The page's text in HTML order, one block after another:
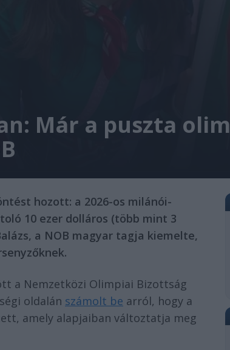
Már a puszta
hozott: a 2026-os milánói-
10 ezer dolláros (több mint 3
a NOB magyar tagja kiemelte,
a Nemzetközi Olimpiai Bizottság
oldalán számolt be arról, hogy a
amely alapjaiban változtatja meg